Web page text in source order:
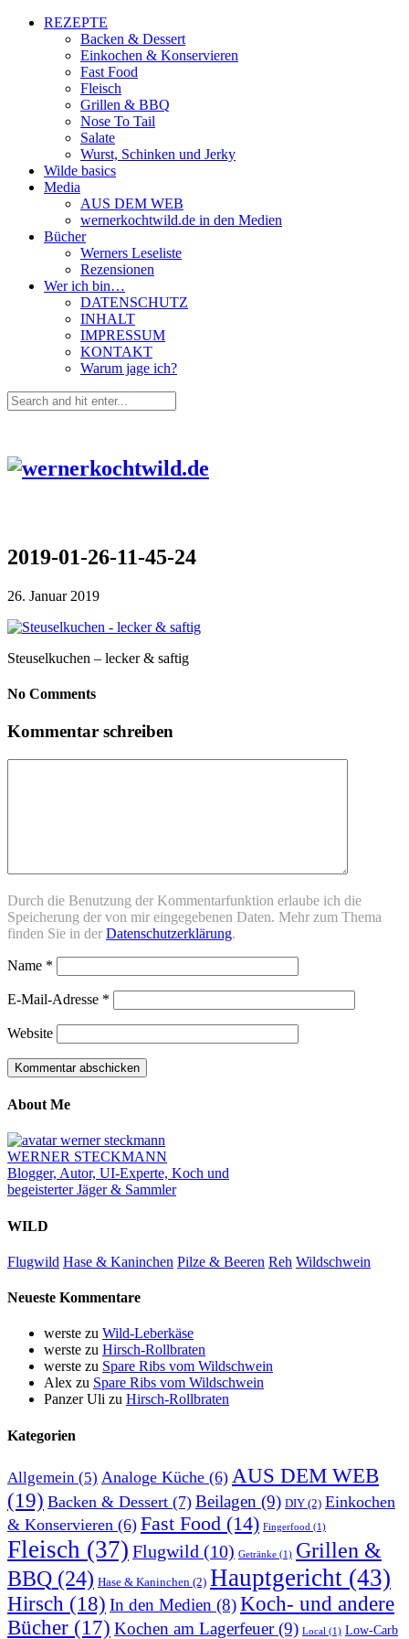
REZEPTE
Backen & Dessert
Einkochen & Konservieren
Fast Food
Fleisch
Grillen & BBQ
Nose To Tail
Salate
Wurst, Schinken und Jerky
Wilde basics
Media
AUS DEM WEB
wernerkochtwild.de in den Medien
Bücher
Werners Leseliste
Rezensionen
Wer ich bin…
DATENSCHUTZ
INHALT
IMPRESSUM
KONTAKT
Warum jage ich?
2019-01-26-11-45-24
26. Januar 2019
Steuselkuchen – lecker & saftig
No Comments
Kommentar schreiben
Durch die Benutzung der Kommentarfunktion erlaube ich die
Speicherung der von mir eingegebenen Daten. Mehr zum Thema
finden Sie in der Datenschutzerklärung.
Name *
E-Mail-Adresse *
Website
About Me
WERNER STECKMANN
Blogger, Autor, UI-Experte, Koch und
begeisterter Jäger & Sammler
WILD
Flugwild Hase & Kaninchen Pilze & Beeren Reh Wildschwein
Neueste Kommentare
werste zu Wild-Leberkäse
werste zu Hirsch-Rollbraten
werste zu Spare Ribs vom Wildschwein
Alex zu Spare Ribs vom Wildschwein
Panzer Uli zu Hirsch-Rollbraten
Kategorien
Allgemein (5) Analoge Küche (6) AUS DEM WEB
(19) Backen & Dessert (7) Beilagen (9) DIY (2) Einkochen
& Konservieren (6) Fast Food (14) Fingerfood (1)
Fleisch (37) Flugwild (10) Getränke (1) Grillen &
BBQ (24) Hase & Kaninchen (2) Hauptgericht (43)
Hirsch (18) In den Medien (8)Koch- und andere
Bücher (17) Kochen am Lagerfeuer(9) Local (1) Low-Carb